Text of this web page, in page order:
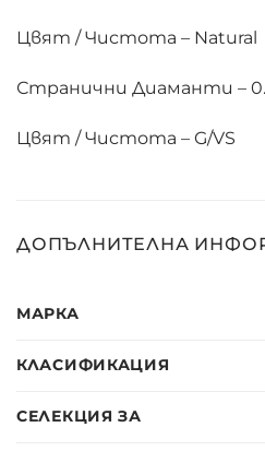
Цвят / Чистота – Natural
Странични Диаманти –
Цвят / Чистота – G/VS
ДОПЪЛНИТЕЛНА
МАРКА
КЛАСИФИКАЦИЯ
СЕЛЕКЦИЯ ЗА